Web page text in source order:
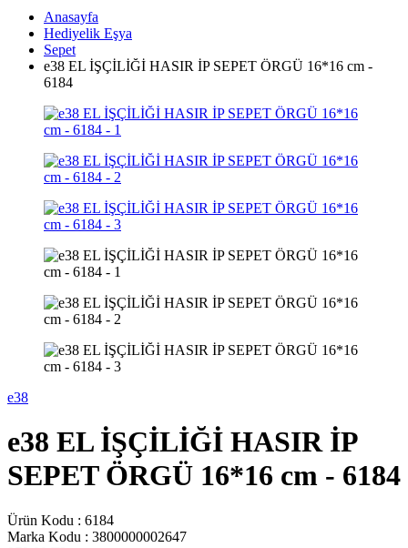
Anasayfa
Hediyelik Eşya
Sepet
e38 EL İŞÇİLİĞİ HASIR İP SEPET ÖRGÜ 16*16 cm -
6184
e38
e38 EL İŞÇİLİĞİ HASIR İP
SEPET ÖRGÜ 16*16 cm - 6184
Ürün Kodu : 6184
Marka Kodu : 3800000002647